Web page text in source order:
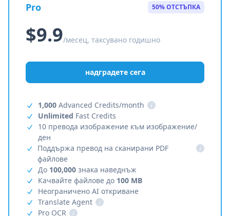
Pro 50% ОТСТЪПКА
$9.9/месец, таксувано годишно
надградете сега
1,000 Advanced Credits/month
i
Unlimited Fast Credits
10 превода изображение към изображение/
ден
Поддържа превод на сканирани PDF
файлове
i
До 100,000 знака наведнъж
Качвайте файлове до 100 MB
Неограничено AI откриване
Translate Agent
i
Pro OCR
i